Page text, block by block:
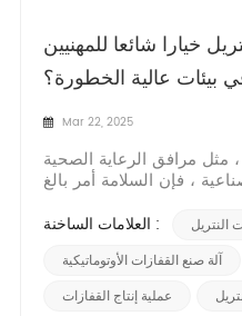
خيارا شائعا للمهنيين
بيئات عالية الخطورة؟
Mar 22, 2025
مثل مرافق الرعاية الصحية
، فإن السلامة أمر بالغ
بسبب المتانة الاستثنائية
العلامات الساخنة : النتريل
آلة صنع القفازات الأوتوماتيكية
عملية إنتاج القفازات